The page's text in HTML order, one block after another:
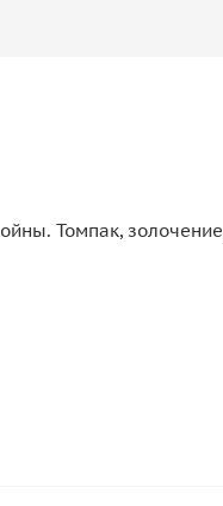
Томпак,